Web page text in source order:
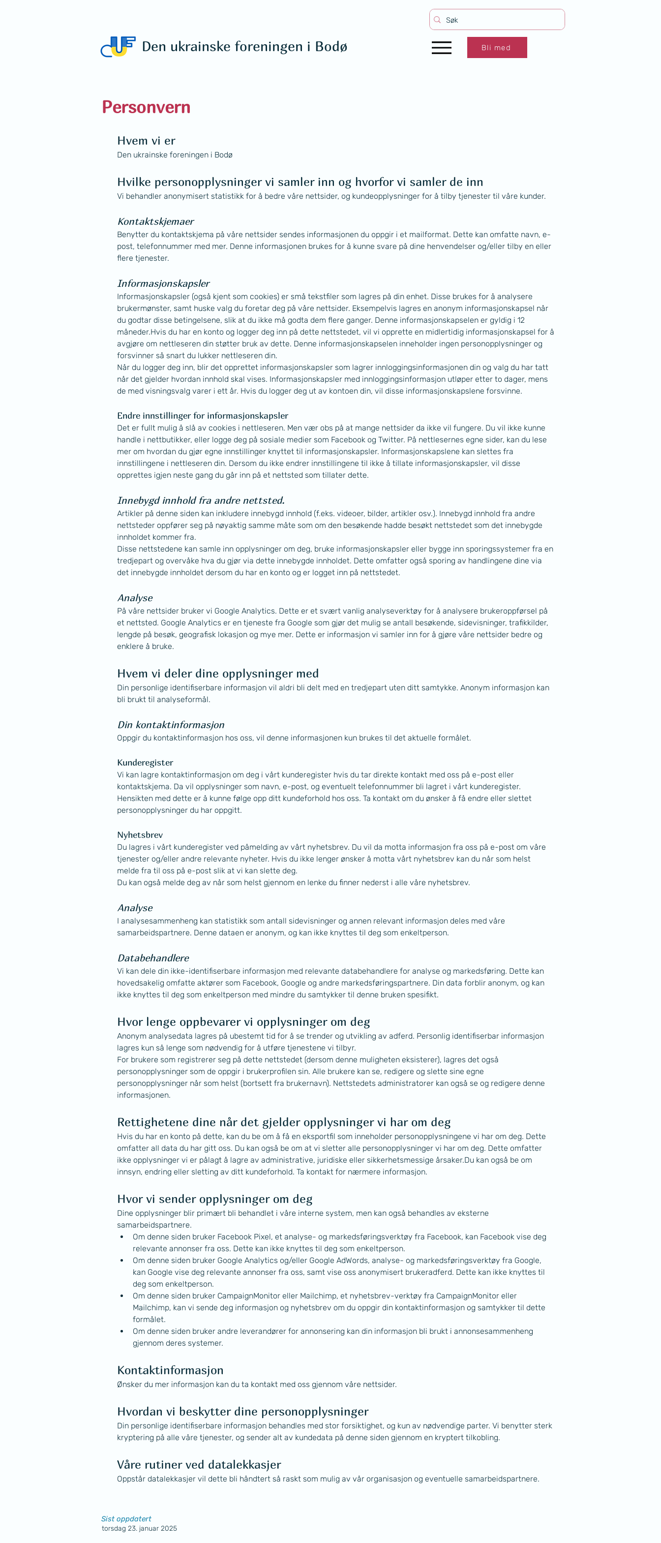
Den ukrainske foreningen i Bodø Bli med
Personvern
Hvem vi er
Den ukrainske foreningen i Bodø
Hvilke personopplysninger vi samler inn og hvorfor vi samler de inn
Vi behandler anonymisert statistikk for å bedre våre nettsider, og kundeopplysninger for å tilby tjenester til våre kunder.
Kontaktskjemaer
Benytter du kontaktskjema på våre nettsider sendes informasjonen du oppgir i et mailformat. Dette kan omfatte navn, e-
post, telefonnummer med mer. Denne informasjonen brukes for å kunne svare på dine henvendelser og/eller tilby en eller
flere tjenester.
Informasjonskapsler
Informasjonskapsler (også kjent som cookies) er små tekstfiler som lagres på din enhet. Disse brukes for å analysere
brukermønster, samt huske valg du foretar deg på våre nettsider. Eksempelvis lagres en anonym informasjonskapsel når
du godtar disse betingelsene, slik at du ikke må godta dem flere ganger. Denne informasjonskapselen er gyldig i 12
måneder.Hvis du har en konto og logger deg inn på dette nettstedet, vil vi opprette en midlertidig informasjonskapsel for å
avgjøre om nettleseren din støtter bruk av dette. Denne informasjonskapselen inneholder ingen personopplysninger og
forsvinner så snart du lukker nettleseren din.
Når du logger deg inn, blir det opprettet informasjonskapsler som lagrer innloggingsinformasjonen din og valg du har tatt
når det gjelder hvordan innhold skal vises. Informasjonskapsler med innloggingsinformasjon utløper etter to dager, mens
de med visningsvalg varer i ett år. Hvis du logger deg ut av kontoen din, vil disse informasjonskapslene forsvinne.
Endre innstillinger for informasjonskapsler
Det er fullt mulig å slå av cookies i nettleseren. Men vær obs på at mange nettsider da ikke vil fungere. Du vil ikke kunne
handle i nettbutikker, eller logge deg på sosiale medier som Facebook og Twitter. På nettlesernes egne sider, kan du lese
mer om hvordan du gjør egne innstillinger knyttet til informasjonskapsler. Informasjonskapslene kan slettes fra
innstillingene i nettleseren din. Dersom du ikke endrer innstillingene til ikke å tillate informasjonskapsler, vil disse
opprettes igjen neste gang du går inn på et nettsted som tillater dette.
Innebygd innhold fra andre nettsted.
Artikler på denne siden kan inkludere innebygd innhold (f.eks. videoer, bilder, artikler osv.). Innebygd innhold fra andre
nettsteder oppfører seg på nøyaktig samme måte som om den besøkende hadde besøkt nettstedet som det innebygde
innholdet kommer fra.
Disse nettstedene kan samle inn opplysninger om deg, bruke informasjonskapsler eller bygge inn sporingssystemer fra en
tredjepart og overvåke hva du gjør via dette innebygde innholdet. Dette omfatter også sporing av handlingene dine via
det innebygde innholdet dersom du har en konto og er logget inn på nettstedet.
Analyse
På våre nettsider bruker vi Google Analytics. Dette er et svært vanlig analyseverktøy for å analysere brukeroppførsel på
et nettsted. Google Analytics er en tjeneste fra Google som gjør det mulig se antall besøkende, sidevisninger, trafikkilder,
lengde på besøk, geografisk lokasjon og mye mer. Dette er informasjon vi samler inn for å gjøre våre nettsider bedre og
enklere å bruke.
Hvem vi deler dine opplysninger med
Din personlige identifiserbare informasjon vil aldri bli delt med en tredjepart uten ditt samtykke. Anonym informasjon kan
bli brukt til analyseformål.
Din kontaktinformasjon
Oppgir du kontaktinformasjon hos oss, vil denne informasjonen kun brukes til det aktuelle formålet.
Kunderegister
Vi kan lagre kontaktinformasjon om deg i vårt kunderegister hvis du tar direkte kontakt med oss på e-post eller
kontaktskjema. Da vil opplysninger som navn, e-post, og eventuelt telefonnummer bli lagret i vårt kunderegister.
Hensikten med dette er å kunne følge opp ditt kundeforhold hos oss. Ta kontakt om du ønsker å få endre eller slettet
personopplysninger du har oppgitt.
Nyhetsbrev
Du lagres i vårt kunderegister ved påmelding av vårt nyhetsbrev. Du vil da motta informasjon fra oss på e-post om våre
tjenester og/eller andre relevante nyheter. Hvis du ikke lenger ønsker å motta vårt nyhetsbrev kan du når som helst
melde fra til oss på e-post slik at vi kan slette deg.
Du kan også melde deg av når som helst gjennom en lenke du finner nederst i alle våre nyhetsbrev.
Analyse
I analysesammenheng kan statistikk som antall sidevisninger og annen relevant informasjon deles med våre
samarbeidspartnere. Denne dataen er anonym, og kan ikke knyttes til deg som enkeltperson.
Databehandlere
Vi kan dele din ikke-identifiserbare informasjon med relevante databehandlere for analyse og markedsføring. Dette kan
hovedsakelig omfatte aktører som Facebook, Google og andre markedsføringspartnere. Din data forblir anonym, og kan
ikke knyttes til deg som enkeltperson med mindre du samtykker til denne bruken spesifikt.
Hvor lenge oppbevarer vi opplysninger om deg
Anonym analysedata lagres på ubestemt tid for å se trender og utvikling av adferd. Personlig identifiserbar informasjon
lagres kun så lenge som nødvendig for å utføre tjenestene vi tilbyr.
For brukere som registrerer seg på dette nettstedet (dersom denne muligheten eksisterer), lagres det også
personopplysninger som de oppgir i brukerprofilen sin. Alle brukere kan se, redigere og slette sine egne
personopplysninger når som helst (bortsett fra brukernavn). Nettstedets administratorer kan også se og redigere denne
informasjonen.
Rettighetene dine når det gjelder opplysninger vi har om deg
Hvis du har en konto på dette, kan du be om å få en eksportfil som inneholder personopplysningene vi har om deg. Dette
omfatter all data du har gitt oss. Du kan også be om at vi sletter alle personopplysninger vi har om deg. Dette omfatter
ikke opplysninger vi er pålagt å lagre av administrative, juridiske eller sikkerhetsmessige årsaker.Du kan også be om
innsyn, endring eller sletting av ditt kundeforhold. Ta kontakt for nærmere informasjon.
Hvor vi sender opplysninger om deg
Dine opplysninger blir primært bli behandlet i våre interne system, men kan også behandles av eksterne
samarbeidspartnere.
Om denne siden bruker Facebook Pixel, et analyse- og markedsføringsverktøy fra Facebook, kan Facebook vise deg
relevante annonser fra oss. Dette kan ikke knyttes til deg som enkeltperson.
Om denne siden bruker Google Analytics og/eller Google AdWords, analyse- og markedsføringsverktøy fra Google,
kan Google vise deg relevante annonser fra oss, samt vise oss anonymisert brukeradferd. Dette kan ikke knyttes til
deg som enkeltperson.
Om denne siden bruker CampaignMonitor eller Mailchimp, et nyhetsbrev-verktøy fra CampaignMonitor eller
Mailchimp, kan vi sende deg informasjon og nyhetsbrev om du oppgir din kontaktinformasjon og samtykker til dette
formålet.
Om denne siden bruker andre leverandører for annonsering kan din informasjon bli brukt i annonsesammenheng
gjennom deres systemer.
Kontaktinformasjon
Ønsker du mer informasjon kan du ta kontakt med oss gjennom våre nettsider.
Hvordan vi beskytter dine personopplysninger
Din personlige identifiserbare informasjon behandles med stor forsiktighet, og kun av nødvendige parter. Vi benytter sterk
kryptering på alle våre tjenester, og sender alt av kundedata på denne siden gjennom en kryptert tilkobling.
Våre rutiner ved datalekkasjer
Oppstår datalekkasjer vil dette bli håndtert så raskt som mulig av vår organisasjon og eventuelle samarbeidspartnere.
torsdag 23. januar 2025
Sist oppdatert